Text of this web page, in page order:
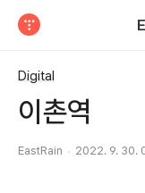
Digital
이촌역
EastRain 2022. 9. 30.